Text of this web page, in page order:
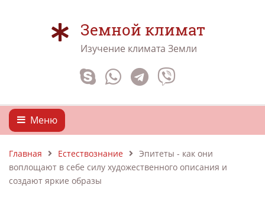
Земной климат
Изучение климата Земли
Меню
Главная Естествознание
Эпитеты - как они
воплощают в себе силу художественного описания и
создают яркие образы